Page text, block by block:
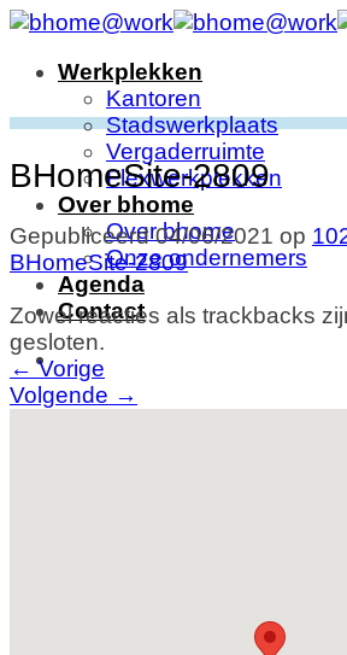
Ga
inhoudWerkplekken
Kantoren
Stadswerkplaats
Vergaderruimte
Flexwerkplekken
Over bhome
Over bhome
Onze ondernemers
Agenda
Contact
BHomeSite-2809
Gepubliceerd04/06/2021 op
BHomeSite-2809
Zowel reacties als trackbacks
gesloten.
← Vorige
Volgende →